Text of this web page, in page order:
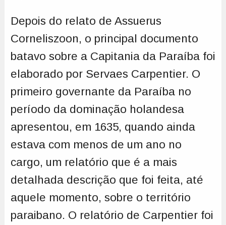
Depois do relato de Assuerus
Corneliszoon, o principal documento
batavo sobre a Capitania da Paraíba foi
elaborado por Servaes Carpentier. O
primeiro governante da Paraíba no
período da dominação holandesa
apresentou, em 1635, quando ainda
estava com menos de um ano no
cargo, um relatório que é a mais
detalhada descrição que foi feita, até
aquele momento, sobre o território
paraibano. O relatório de Carpentier foi